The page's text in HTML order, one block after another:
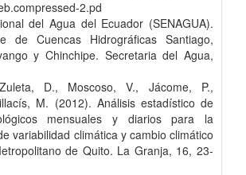
2.pd
del Agua del Ecuador (SENAGUA).
de Cuencas Hidrográficas Santiago,
y Chinchipe. Secretaria del Agua,
D., Moscoso, V., Jácome, P.,
M. (2012). Análisis estadístico de
mensuales y diarios para la
variabilidad climática y cambio climático
de Quito. La Granja, 16, 23-